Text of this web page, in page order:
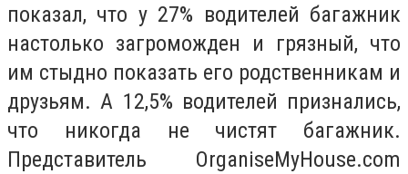
показал, что у 27% водителей багажник
настолько загроможден и грязный, что
им стыдно показать его родственникам и
друзьям. А 12,5% водителей признались,
что никогда не чистят багажник.
Представитель OrganiseMyHouse.com